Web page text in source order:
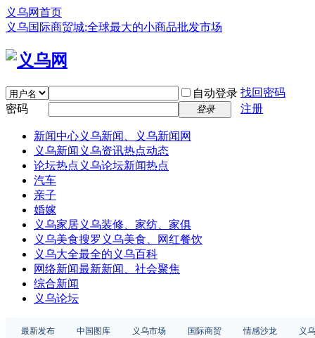
义乌网首页
义乌国际商贸城:全球最大的小商品批发市场
自动登录 找回密码
密码
登录 注册
新闻中心义乌新闻、义乌新闻网
义乌新闻 义乌资讯热点动态
论坛热点 义乌论坛新闻热点
汽车
亲子
婚嫁
义乌家居义乌装修、家纺、家俱
义乌美食搜罗义乌美食、网红餐饮
义乌大全最全的义乌百科
网络新闻最新新闻、社会聚焦
综合新闻
义乌论坛
最新发布 中国图库 义乌市场 国际商贸 情感沙龙
义